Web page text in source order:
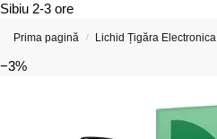
Sibiu 2-3 ore
Prima pagină / Lichid Țigăra Electronica
−3%